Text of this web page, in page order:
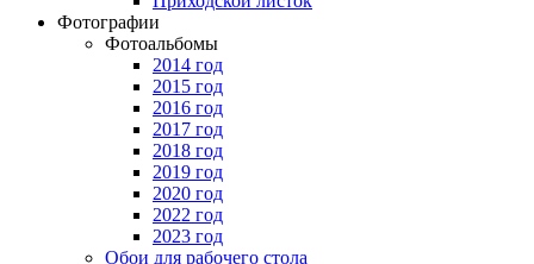
Фотографии
Фотоальбомы
2014 год
2015 год
2016 год
2017 год
2018 год
2019 год
2020 год
2022 год
2023 год
Обои для рабочего стола